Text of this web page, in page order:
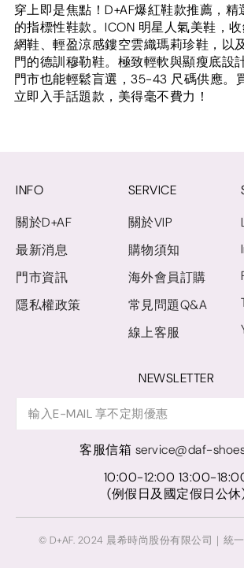
穿上即是焦點！D+AF爆紅鞋款推薦，精
的指標性鞋款。ICON 明星人氣美鞋，
網鞋、輕盈涼感鏤空雲織瑪莉珍鞋，以
門的德訓穆勒鞋。極致輕軟與顯瘦底設
門市也能輕鬆盲選，35-43 尺碼供應。
立即入手話題款，美得毫不費力！
INFO
關於D+AF
最新消息
門市資訊
隱私權政策
SERVICE
關於VIP
購物須知
海外會員訂購
常見問題Q&A
線上客服
NEWSLETTER
客服信箱 service@daf-
10:00-12:00 13:00-
(例假日及國定假日公休
© D+AF. 2024 晨希時尚股份有限公司｜統